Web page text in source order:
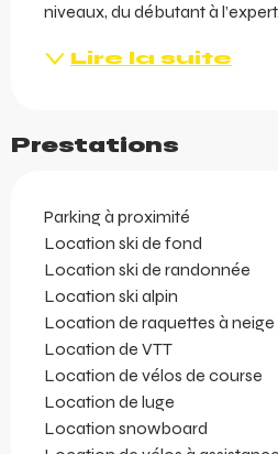
niveaux, du débutant à
Lire la suite
Prestations
Parking à proximité
Location ski de fond
Location ski de randonnée
Location ski alpin
Location de raquettes à neige
Location de VTT
Location de vélos de course
Location de luge
Location snowboard